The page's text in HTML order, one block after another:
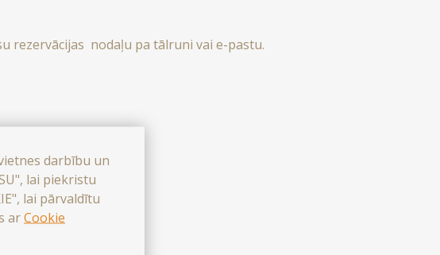
darbību un
lai piekristu
lai pārvaldītu
arCookie
rezervācijas nodaļu pa tālruni vai e-pastu.